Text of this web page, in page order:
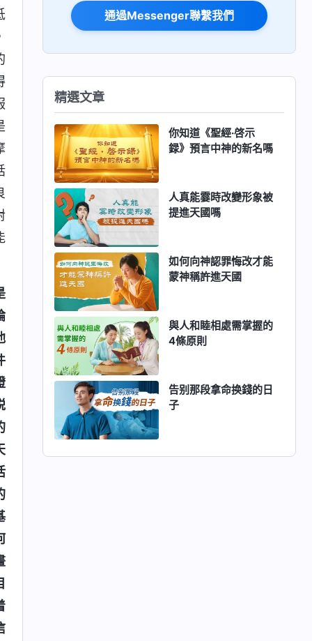
通過Messenger聯繫我們
精選文章
你知道《聖經·啓示
録》預言中神的新名嗎
人真能霎時改變形象被
提進天國嗎
如何向神認罪悔改才能
蒙神稱許進天國
與人和睦相處需掌握的
4條原則
告别那段拿命换錢的日
子